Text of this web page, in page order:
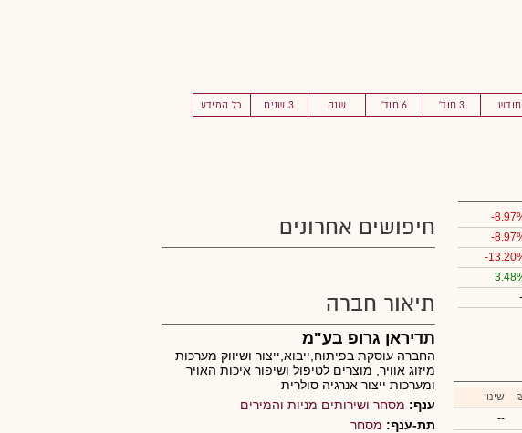
חודש 3 חוד' 6 חוד' שנה 3 שנים כל המידע
-
-
-
שינוי
--
חיפושים אחרונים
תיאור חברה
תדיראן גרופ בע"מ
החברה עוסקת בפיתוח,ייבוא,ייצור ושיווק מערכות
מיזוג אוויר, מוצרים לטיפול ושיפור איכות האויר
ומערכות ייצור אנרגיה סולרית
ענף: מסחר ושירותים מניות והמירים
תת-ענף: מסחר